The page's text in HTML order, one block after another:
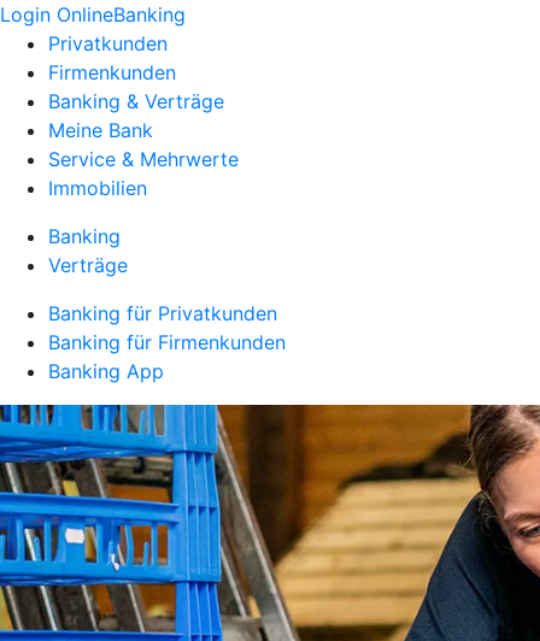
Login OnlineBanking
Privatkunden
Firmenkunden
Banking & Verträge
Meine Bank
Service & Mehrwerte
Immobilien
Banking
Verträge
Banking für Privatkunden
Banking für Firmenkunden
Banking App